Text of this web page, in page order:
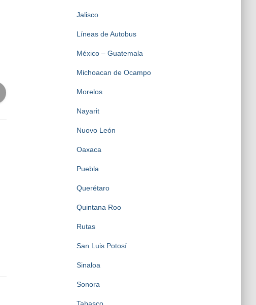
Jalisco
Líneas de Autobus
México – Guatemala
Michoacan de Ocampo
Morelos
Nayarit
Nuovo León
Oaxaca
Puebla
Querétaro
Quintana Roo
Rutas
San Luis Potosí
Sinaloa
Sonora